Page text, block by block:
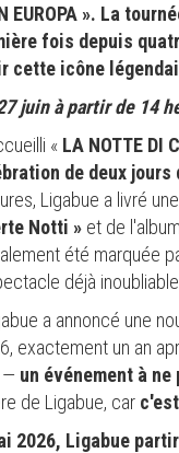
EUROPA ». La
fois depuis
cette icône
juin à partir de 14
« LA NOTTE DI
de deux
Ligabue a livré
Notti » et de l'album
été marquée
déjà inoubliable.
a annoncé une
exactement un an
— un événement à
de Ligabue, car
2026, Ligabue